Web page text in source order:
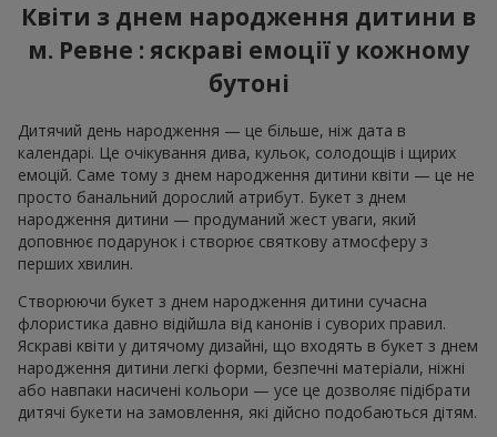
Квіти з днем народження дитини в
м. Ревне : яскраві емоції у кожному
бутоні
Дитячий день народження — це більше, ніж дата в
календарі. Це очікування дива, кульок, солодощів і щирих
емоцій. Саме тому з днем народження дитини квіти — це не
просто банальний дорослий атрибут. Букет з днем
народження дитини — продуманий жест уваги, який
доповнює подарунок і створює святкову атмосферу з
перших хвилин.
Створюючи букет з днем народження дитини сучасна
флористика давно відійшла від канонів і суворих правил.
Яскраві квіти у дитячому дизайні, що входять в букет з днем
народження дитини легкі форми, безпечні матеріали, ніжні
або навпаки насичені кольори — усе це дозволяє підібрати
дитячі букети на замовлення, які дійсно подобаються дітям.